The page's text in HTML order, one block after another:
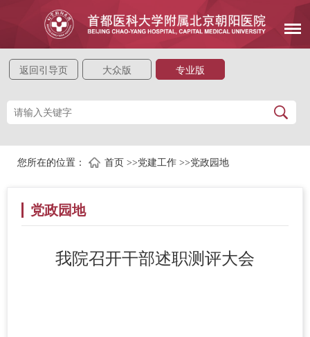
返回引导页 大众版 专业版
您所在的位置： 首页 >>党建工作 >>党政园地
党政园地
我院召开干部述职测评大会